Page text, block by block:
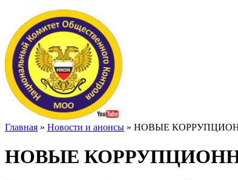
Главная » Новости и анонсы » НОВЫЕ
НОВЫЕ